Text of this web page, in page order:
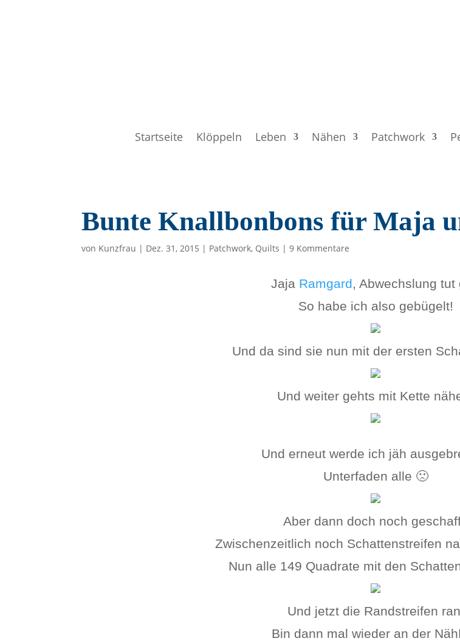
Startseite Klöppeln Leben Nähen Patchwork
Bunte Knallbonbons für Maja
von Kunzfrau | Dez. 31, 2015 | Patchwork, Quilts |9 Kommentare
Jaja Ramgard, Abwechslung tut
So habe ich also gebügelt!
Und da sind sie nun mit der ersten
Und weiter gehts mit Kette
Und erneut werde ich jäh
Unterfaden alle 🙁
Aber dann doch noch
Zwischenzeitlich noch Schattenstreifen
Nun alle 149 Quadrate mit den
Und jetzt die Randstreifen
Bin dann mal wieder an der